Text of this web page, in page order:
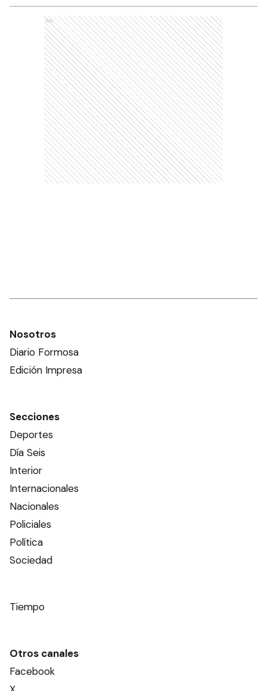
Ads
Nosotros
Diario Formosa
Edición Impresa
Secciones
Deportes
Día Seis
Interior
Internacionales
Nacionales
Policiales
Política
Sociedad
Tiempo
Otros canales
Facebook